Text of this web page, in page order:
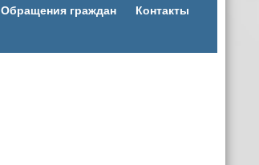
Обращения граждан Контакты